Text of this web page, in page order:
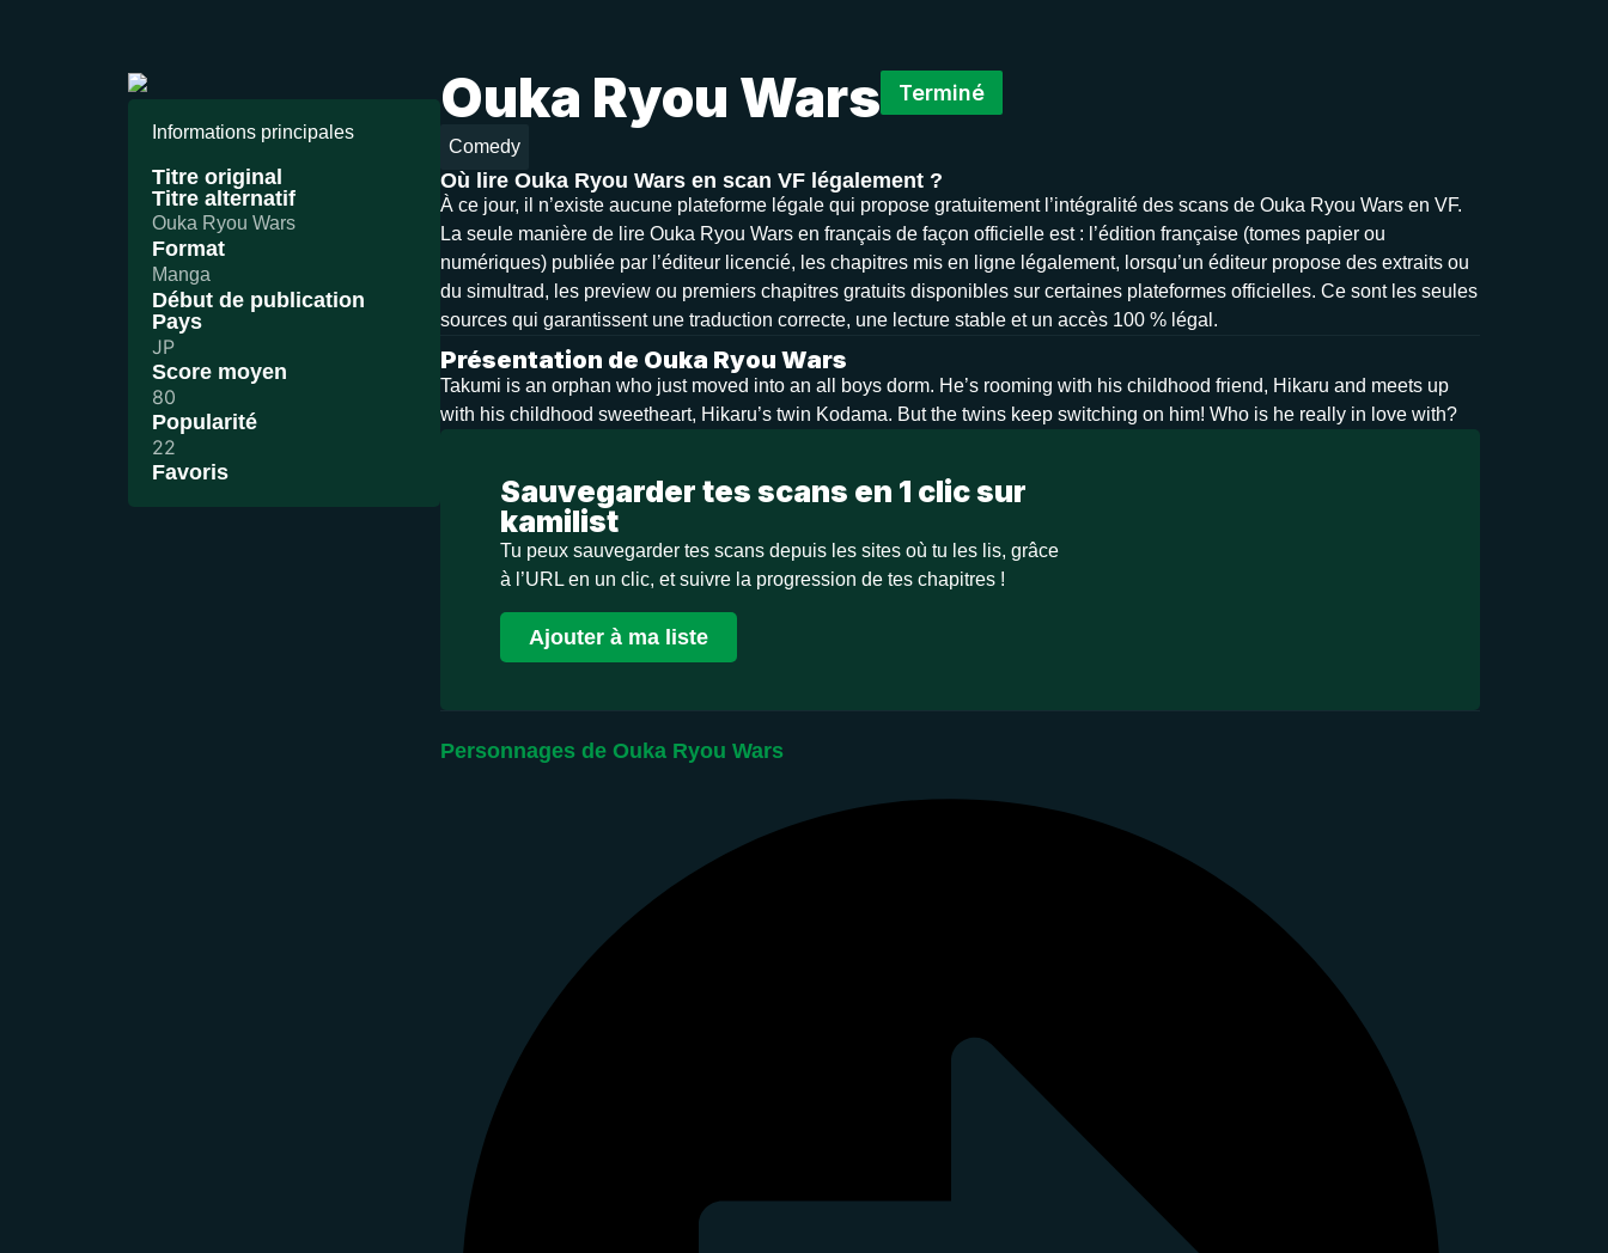
Ouka Ryou Wars Terminé
Comedy
Où lire Ouka Ryou Wars en scan VF légalement ?
À ce jour, il n’existe aucune plateforme légale qui propose gratuitement l’intégralité des scans de Ouka Ryou Wars en VF.
La seule manière de lire Ouka Ryou Wars en français de façon officielle est : l’édition française (tomes papier ou
numériques) publiée par l’éditeur licencié, les chapitres mis en ligne légalement, lorsqu’un éditeur propose des extraits ou
du simultrad, les preview ou premiers chapitres gratuits disponibles sur certaines plateformes officielles. Ce sont les seules
sources qui garantissent une traduction correcte, une lecture stable et un accès 100 % légal.
Présentation de Ouka Ryou Wars
Takumi is an orphan who just moved into an all boys dorm. He’s rooming with his childhood friend, Hikaru and meets up
with his childhood sweetheart, Hikaru’s twin Kodama. But the twins keep switching on him! Who is he really in love with?
Sauvegarder tes scans en 1 clic sur
kamilist
Tu peux sauvegarder tes scans depuis les sites où tu les lis, grâce
à l’URL en un clic, et suivre la progression de tes chapitres !
Ajouter à ma liste
Personnages de Ouka Ryou Wars
Informations principales
Titre original
Titre alternatif
Ouka Ryou Wars
Format
Manga
Début de publication
Pays
JP
Score moyen
80
Popularité
22
Favoris